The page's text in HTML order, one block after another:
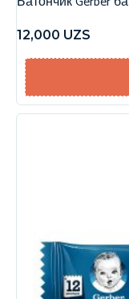
12,000 UZS